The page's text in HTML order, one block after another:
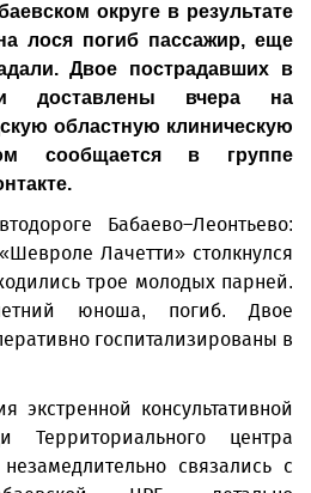
округе в результате
лося погиб пассажир, еще
Двое пострадавших в
доставлены вчера на
областную клиническую
сообщается в группе
Бабаево–Леонтьево:
Лачетти» столкнулся
трое молодых парней.
юноша, погиб. Двое
госпитализированы в
экстренной консультативной
Территориального центра
связались с